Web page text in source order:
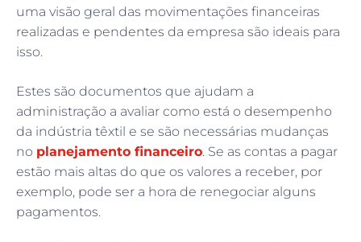
uma visão geral das movimentações financeiras
realizadas e pendentes da empresa são ideais para
isso.
Estes são documentos que ajudam a
administração a avaliar como está o desempenho
da indústria têxtil e se são necessárias mudanças
no planejamento financeiro. Se as contas a pagar
estão mais altas do que os valores a receber, por
exemplo, pode ser a hora de renegociar alguns
pagamentos.